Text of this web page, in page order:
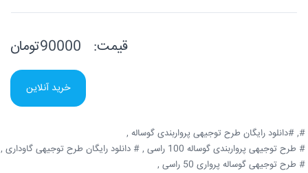
قیمت:
خرید آنلاین
#, #دانلود رایگان طرح توجیهی پرواربندی گوساله ,
# طرح توجیهی پرواربندی گوساله 100 راسی ,
# دانلود رایگان طرح توجیهی گاوداری ,
# طرح توجیهی گوساله پرواری 50 راسی ,